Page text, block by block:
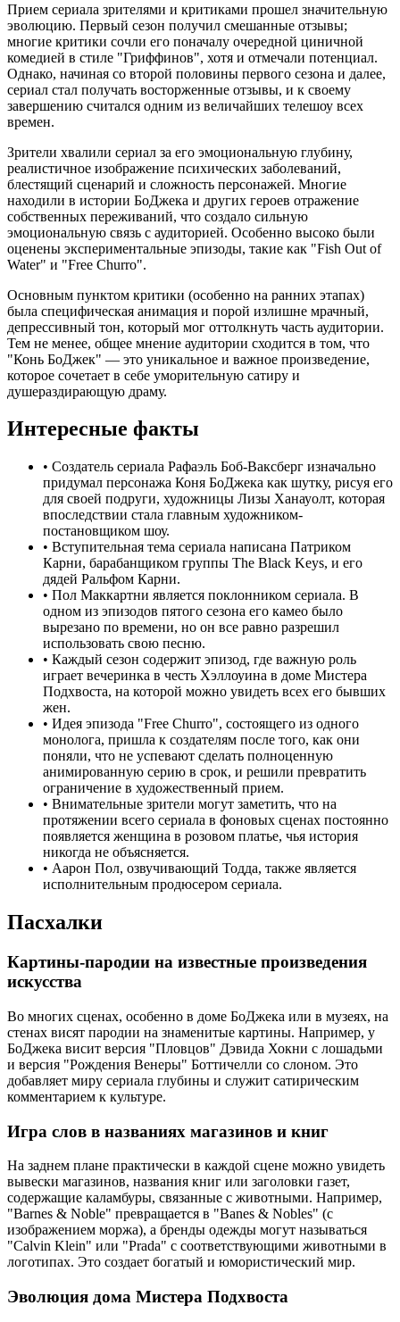
Прием сериала зрителями и критиками прошел значительную
эволюцию. Первый сезон получил смешанные отзывы;
многие критики сочли его поначалу очередной циничной
комедией в стиле "Гриффинов", хотя и отмечали потенциал.
Однако, начиная со второй половины первого сезона и далее,
сериал стал получать восторженные отзывы, и к своему
завершению считался одним из величайших телешоу всех
времен.
Зрители хвалили сериал за его эмоциональную глубину,
реалистичное изображение психических заболеваний,
блестящий сценарий и сложность персонажей. Многие
находили в истории БоДжека и других героев отражение
собственных переживаний, что создало сильную
эмоциональную связь с аудиторией. Особенно высоко были
оценены экспериментальные эпизоды, такие как "Fish Out of
Water" и "Free Churro".
Основным пунктом критики (особенно на ранних этапах)
была специфическая анимация и порой излишне мрачный,
депрессивный тон, который мог оттолкнуть часть аудитории.
Тем не менее, общее мнение аудитории сходится в том, что
"Конь БоДжек" — это уникальное и важное произведение,
которое сочетает в себе уморительную сатиру и
душераздирающую драму.
Интересные факты
• Создатель сериала Рафаэль Боб-Ваксберг изначально
придумал персонажа Коня БоДжека как шутку, рисуя его
для своей подруги, художницы Лизы Ханауолт, которая
впоследствии стала главным художником-
постановщиком шоу.
• Вступительная тема сериала написана Патриком
Карни, барабанщиком группы The Black Keys, и его
дядей Ральфом Карни.
• Пол Маккартни является поклонником сериала. В
одном из эпизодов пятого сезона его камео было
вырезано по времени, но он все равно разрешил
использовать свою песню.
• Каждый сезон содержит эпизод, где важную роль
играет вечеринка в честь Хэллоуина в доме Мистера
Подхвоста, на которой можно увидеть всех его бывших
жен.
• Идея эпизода "Free Churro", состоящего из одного
монолога, пришла к создателям после того, как они
поняли, что не успевают сделать полноценную
анимированную серию в срок, и решили превратить
ограничение в художественный прием.
• Внимательные зрители могут заметить, что на
протяжении всего сериала в фоновых сценах постоянно
появляется женщина в розовом платье, чья история
никогда не объясняется.
• Аарон Пол, озвучивающий Тодда, также является
исполнительным продюсером сериала.
Пасхалки
Картины-пародии на известные произведения
искусства
Во многих сценах, особенно в доме БоДжека или в музеях, на
стенах висят пародии на знаменитые картины. Например, у
БоДжека висит версия "Пловцов" Дэвида Хокни с лошадьми
и версия "Рождения Венеры" Боттичелли со слоном. Это
добавляет миру сериала глубины и служит сатирическим
комментарием к культуре.
Игра слов в названиях магазинов и книг
На заднем плане практически в каждой сцене можно увидеть
вывески магазинов, названия книг или заголовки газет,
содержащие каламбуры, связанные с животными. Например,
"Barnes & Noble" превращается в "Banes & Nobles" (с
изображением моржа), а бренды одежды могут называться
"Calvin Klein" или "Prada" с соответствующими животными в
логотипах. Это создает богатый и юмористический мир.
Эволюция дома Мистера Подхвоста